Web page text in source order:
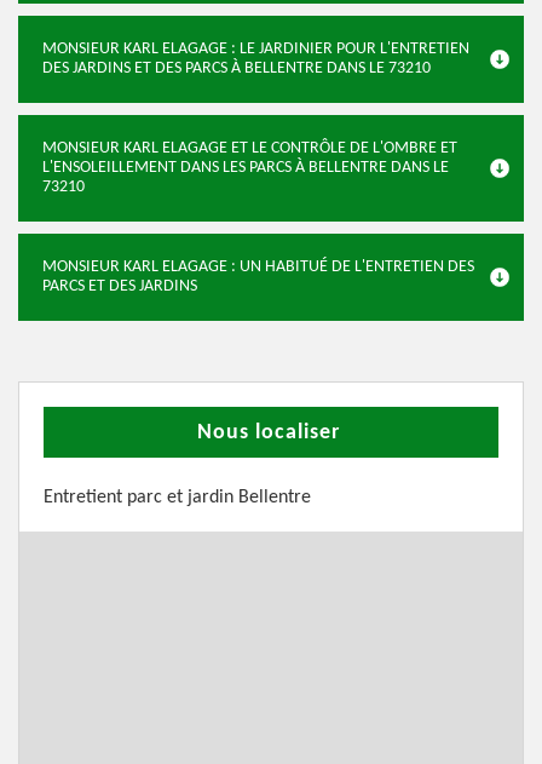
MONSIEUR KARL ELAGAGE : LE JARDINIER POUR L'ENTRETIEN
DES JARDINS ET DES PARCS À BELLENTRE DANS LE 73210
MONSIEUR KARL ELAGAGE ET LE CONTRÔLE DE L'OMBRE ET
L'ENSOLEILLEMENT DANS LES PARCS À BELLENTRE DANS LE
73210
MONSIEUR KARL ELAGAGE : UN HABITUÉ DE L'ENTRETIEN DES
PARCS ET DES JARDINS
Nous localiser
Entretient parc et jardin Bellentre